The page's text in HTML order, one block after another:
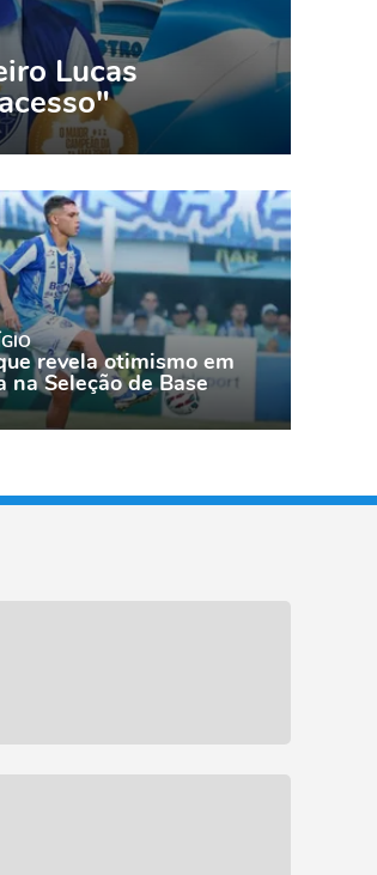
Lucas
revela otimismo em
na Seleção de Base